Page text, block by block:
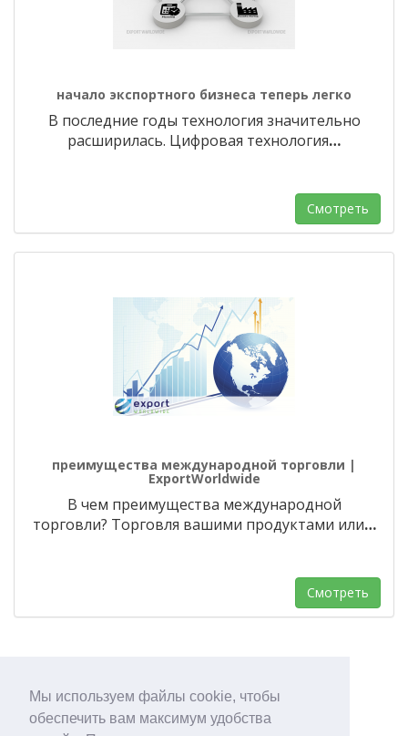
Мы используем файлы cookie, чтобы
обеспечить вам максимум удобства
начало экспортного бизнеса теперь легко
В последние годы технология значительно
расширилась. Цифровая технология…
Смотреть
преимущества международной торговли |
ExportWorldwide
В чем преимущества международной
торговли? Торговля вашими продуктами или…
Смотреть
1 2